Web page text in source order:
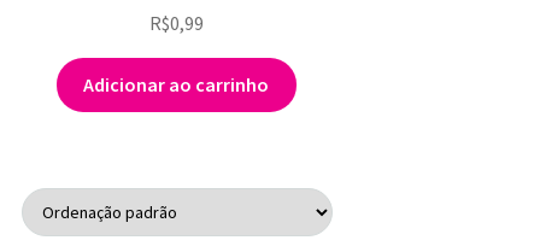
R$0,99
Adicionar ao carrinho